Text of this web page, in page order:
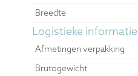
Breedte
Logistieke informatie
Afmetingen verpakking
Brutogewicht